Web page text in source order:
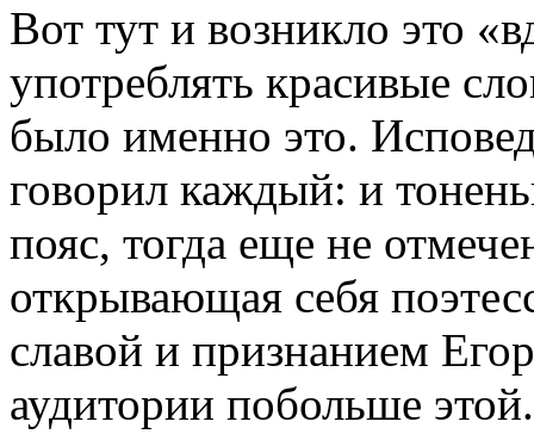
Вот тут и возникло это
употреблять красивые
было именно это.
говорил каждый: и
пояс, тогда еще не
открывающая себя
славой и признанием
аудитории побольше